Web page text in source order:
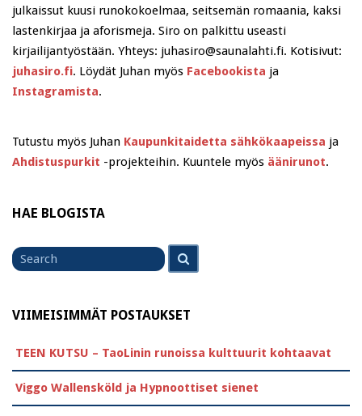
julkaissut kuusi runokokoelmaa, seitsemän romaania, kaksi
lastenkirjaa ja aforismeja. Siro on palkittu useasti
kirjailijantyöstään. Yhteys: juhasiro@saunalahti.fi. Kotisivut:
juhasiro.fi. Löydät Juhan myös Facebookista ja
Instagramista.
Tutustu myös Juhan Kaupunkitaidetta sähkökaapeissa ja
Ahdistuspurkit -projekteihin. Kuuntele myös äänirunot.
HAE BLOGISTA
Search
for
VIIMEISIMMÄT POSTAUKSET
TEEN KUTSU – TaoLinin runoissa kulttuurit kohtaavat
Viggo Wallensköld ja Hypnoottiset sienet